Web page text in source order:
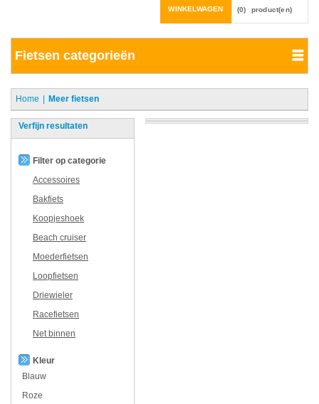
WINKELWAGEN (0) product(en)
Fietsen categorieën
Home Meer fietsen
Verfijn resultaten
Filter op categorie
Accessoires
Bakfiets
Koopjeshoek
Beach cruiser
Moederfietsen
Loopfietsen
Driewieler
Racefietsen
Net binnen
Kleur
Blauw
Roze